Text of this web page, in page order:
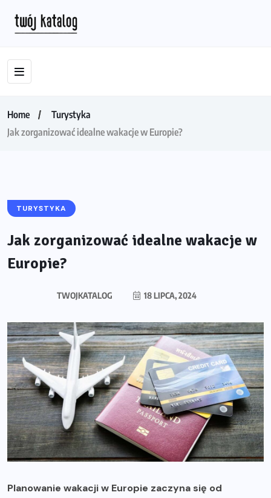
Home
Turystyka
Jak zorganizować idealne wakacje w Europie?
TURYSTYKA
Jak zorganizować idealne wakacje w
Europie?
TWOJKATALOG 18 LIPCA, 2024
Planowanie wakacji w Europie zaczyna się od